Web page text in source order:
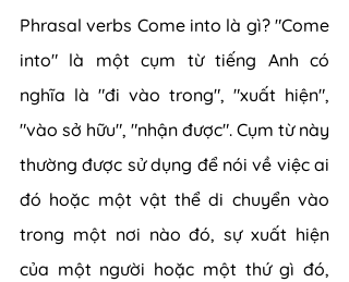
Phrasal verbs Come into là gì? "Come
into" là một cụm từ tiếng Anh có
nghĩa là "đi vào trong", "xuất hiện",
"vào sở hữu", "nhận được". Cụm từ này
thường được sử dụng để nói về việc ai
đó hoặc một vật thể di chuyển vào
trong một nơi nào đó, sự xuất hiện
của một người hoặc một thứ gì đó,